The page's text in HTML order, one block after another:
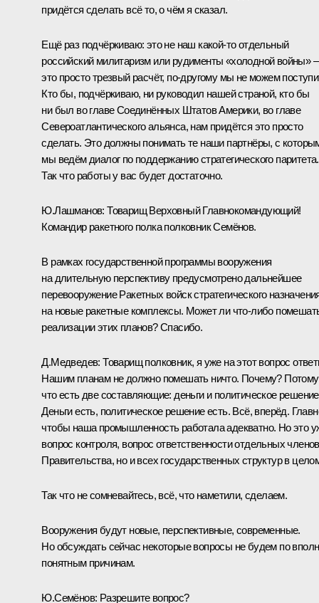
придётся сделать всё то, о чём я сказал.
Ещё раз подчёркиваю: это не наш какой‑то отдельный
российский милитаризм или рудименты «холодной войны» –
это просто трезвый расчёт, по‑другому мы не можем
Кто бы, подчёркиваю, ни руководил нашей страной, кто бы
ни был во главе Соединённых Штатов Америки, во главе
Североатлантического альянса, нам придётся это просто
сделать. Это должны понимать те наши партнёры, с
мы ведём диалог по поддержанию стратегического паритета.
Так что работы у вас будет достаточно.
Ю.Лашманов: Товарищ Верховный Главнокомандующий!
Командир ракетного полка полковник Семёнов.
В рамках государственной программы вооружения
на длительную перспективу предусмотрено дальнейшее
перевооружение Ракетных войск стратегического
на новые ракетные комплексы. Может ли что‑либо
реализации этих планов? Спасибо.
Д.Медведев:Товарищ полковник, я уже на этот вопрос
Нашим планам не должно помешать ничто. Почему? Потому
что есть две составляющие: деньги и политическое
Деньги есть, политическое решение есть. Всё, вперёд.
чтобы наша промышленность работала адекватно. Но это
вопрос контроля, вопрос ответственности отдельных членов
Правительства, но и всех государственных структур в
Так что не сомневайтесь, всё, что наметили, сделаем.
Вооружения будут новые, перспективные, современные.
Но обсуждать сейчас некоторые вопросы не будем по
понятным причинам.
Ю.Семёнов: Разрешите вопрос?